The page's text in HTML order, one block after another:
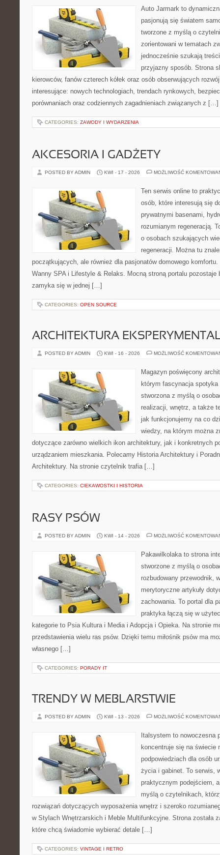
Auto Jarmark to
pasjonują się światem
tworzone z myślą o
zorientowani w tematach
jednocześnie szukają
przyjazny sposób. Strona
kierowców, fanów czterech kółek oraz osób obserwujących
interesujące: nowych technologiach, trendach rynkowych,
porównaniach oraz codziennych zagadnieniach związanych z […]
CATEGORIES: ZAWODY I WYDARZENIA
AKCESORIA I GADŻETY
POSTED BY ADMIN KWI - 17 - 2026 MOŻLIWOŚĆ
Ten serwis online to
osób, które interesują się
prywatnymi basenami,
rozumianym regeneracją.
o osobach szukających
regeneracji. Można tu
początkujących, ale również dla pasjonatów domowego
Wanny SPA i Lifestyle & Relaks. Mocną stroną portalu pozostaje
zamyka się w jednej […]
CATEGORIES: OPEN SOURCE
ARCHITEKTURA
POSTED BY ADMIN KWI - 16 - 2026 MOŻLIWOŚĆ
Magazyn poświęcony
którym fascynacja spotyka
stworzona z myślą o
realizacji, wnętrz, a także
jak funkcjonujemy na co
wiedzy, na którym można
dotyczące zarówno wielkich ikon architektury, jak i konkretnych
urządzaniem mieszkania. Polecamy Historia Architektury i
Architektury. Na stronie czytelnik trafia […]
CATEGORIES: CIEKAWOSTKI I HISTORIA
RASY PSÓW
POSTED BY ADMIN KWI - 14 - 2026 MOŻLIWOŚĆ
Pakawilkolaka to strona
stworzone z myślą o
rozbudowany przewodnik,
merytoryczne artykuły
zachowania. To portal dla
praktyka łączą się w
kategorie to Psia Kultura i Media i Adopcja i Opieka. Na stronie
przedstawienia wielu ras psów. Dzięki temu miłośnik psów ma
własnego […]
CATEGORIES: PORADY IT
TRENDY W MEBLARSTWIE
POSTED BY ADMIN KWI - 13 - 2026 MOŻLIWOŚĆ
Italsystem to nowoczesna
koncentruje się na świecie
podpowiedziach dla osób
życia i gabinet. To serwis,
praktycznym podejściem,
myślą o czytelnikach,
rozwiązań dotyczących wyposażenia wnętrz i szeroko
w Stylach Wnętrzarskich i Meble Multifunkcyjne. Strona została
które chcą świadomie wybierać detale […]
CATEGORIES: VINTAGE I RETRO